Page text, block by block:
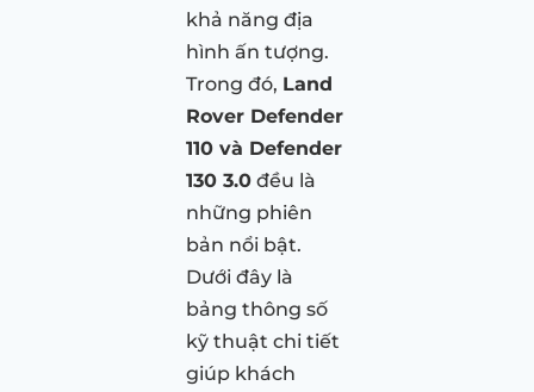
khả năng địa
hình ấn tượng.
Trong đó, Land
Rover Defender
110 và Defender
130 3.0 đều là
những phiên
bản nổi bật.
Dưới đây là
bảng thông số
kỹ thuật chi tiết
giúp khách